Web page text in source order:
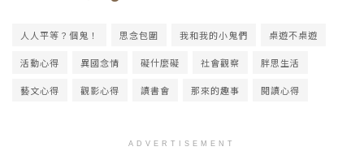
人人平等？個鬼！ 思念包圍 我和我的小鬼們 桌遊不桌遊
活動心得 異國念情 礙什麼礙 社會觀察 胖思生活
藝文心得 觀影心得 讀書會 那來的趣事 閱讀心得
ADVERTISEMENT